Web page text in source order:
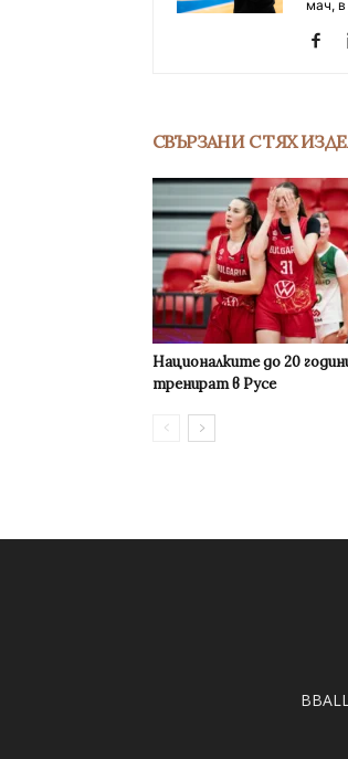
мач,
СВЪРЗАНИ С ТЯХ
Националките до 20
тренират в Русе